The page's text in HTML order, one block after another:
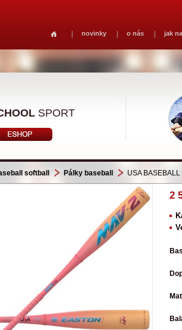
novinky o nás jak
SPORT
softball Pálky baseball USA BASEBALL
2